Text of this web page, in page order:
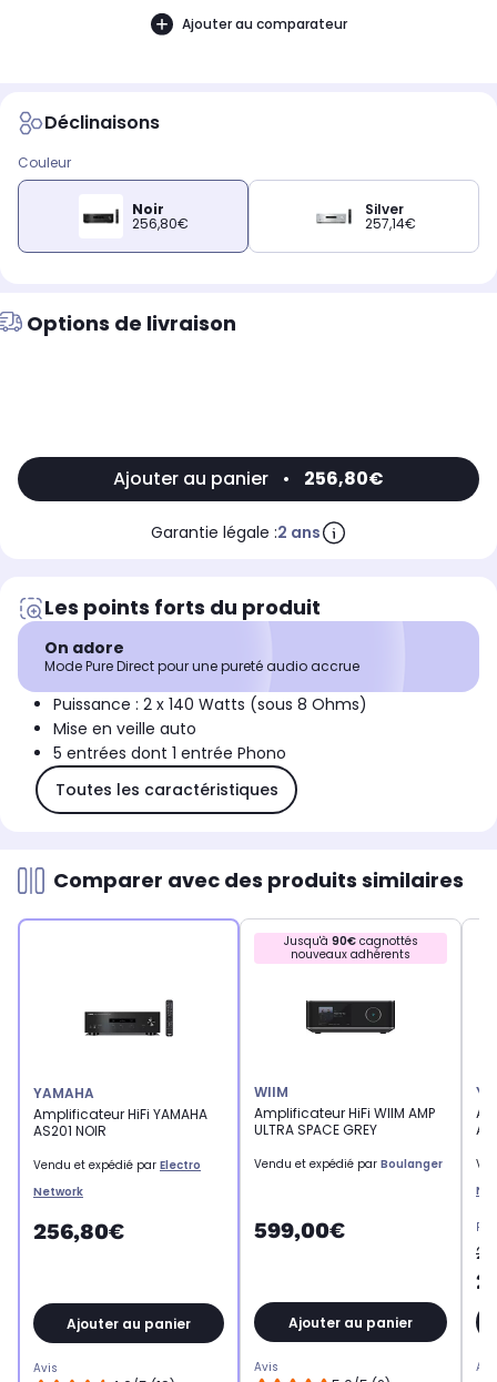
Ajouter au comparateur
Déclinaisons
Couleur
Noir
256,80€
Silver
257,14€
Options de livraison
Ajouter au panier • 256,80€
Garantie légale :2 ans
Les points forts du produit
On adore
Mode Pure Direct pour une pureté audio accrue
Puissance : 2 x 140 Watts (sous 8 Ohms)
Mise en veille auto
5 entrées dont 1 entrée Phono
Toutes les caractéristiques
Comparer avec des produits similaires
YAMAHA
Amplificateur HiFi YAMAHA
AS201 NOIR
Vendu et expédié par Electro
Network
256,80€
Ajouter au panier
Avis
Jusqu'à 90€cagnottés
nouveaux adhérents
WIIM
Amplificateur HiFi WIIM AMP
ULTRA SPACE GREY
Vendu et expédié par Boulanger
599,00€
Ajouter au panier
Avis